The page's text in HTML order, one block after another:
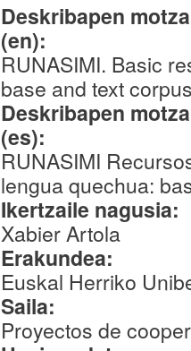
Deskribapen
(en):
RUNASIMI. Basic
base and text
Deskribapen
(es):
RUNASIMI
lengua quechua:
Ikertzaile nagusia:
Xabier Artola
Erakundea:
Euskal Herriko
Saila:
Proyectos de